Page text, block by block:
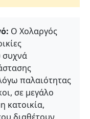
Ο Χολαργός
συχνά
παλαιότητας
σε μεγάλο
κατοικία,